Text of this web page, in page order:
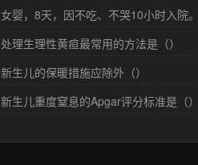
处理生理性黄疸最常用的方法是（）
新生儿的保暖措施应除外（）
新生儿重度窒息的Apgar评分标准是（）